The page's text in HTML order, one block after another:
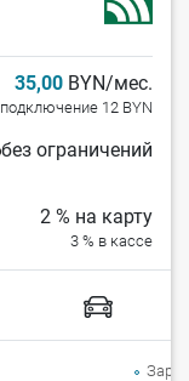
35,00 BYN/мес.
подключение 12 BYN
без ограничений
2 % на карту
3 % в кассе